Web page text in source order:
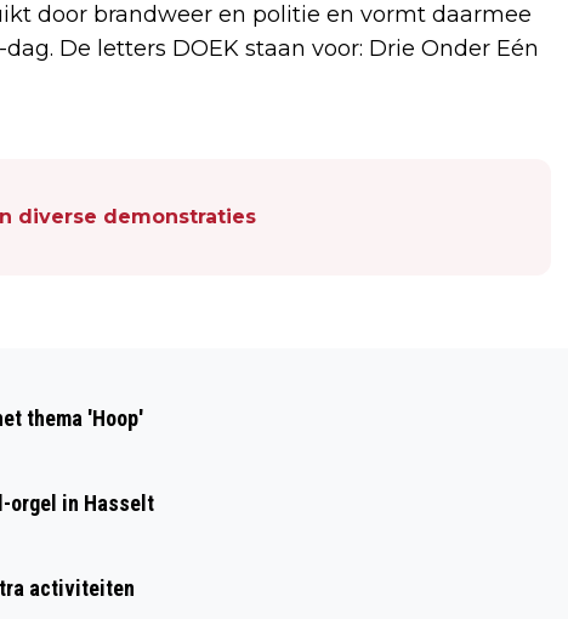
door brandweer en politie en vormt daarmee
De letters DOEK staan voor: Drie Onder Eén
diverse demonstraties
KINDERACTIES BIJ CH ROUVEEN
thema 'Hoop'
orgel in Hasselt
activiteiten